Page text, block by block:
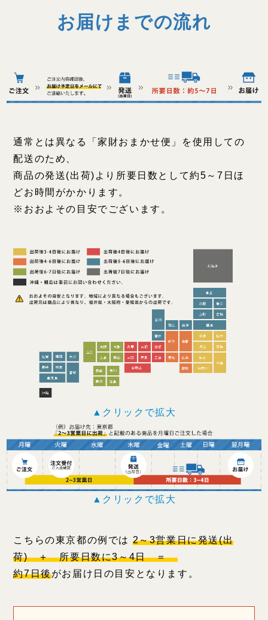
お届けまでの流れ
通常とは異なる「家財おまかせ便」を使用しての
配送のため、
商品の発送(出荷)より所要日数として約5～7日ほ
どお時間がかかります。
※おおよその目安でございます。
▲クリックで拡大
▲クリックで拡大
こちらの東京都の例では 2～3営業日に発送(出
荷) ＋ 所要日数に3～4日 ＝
約7日後がお届け日の目安となります。